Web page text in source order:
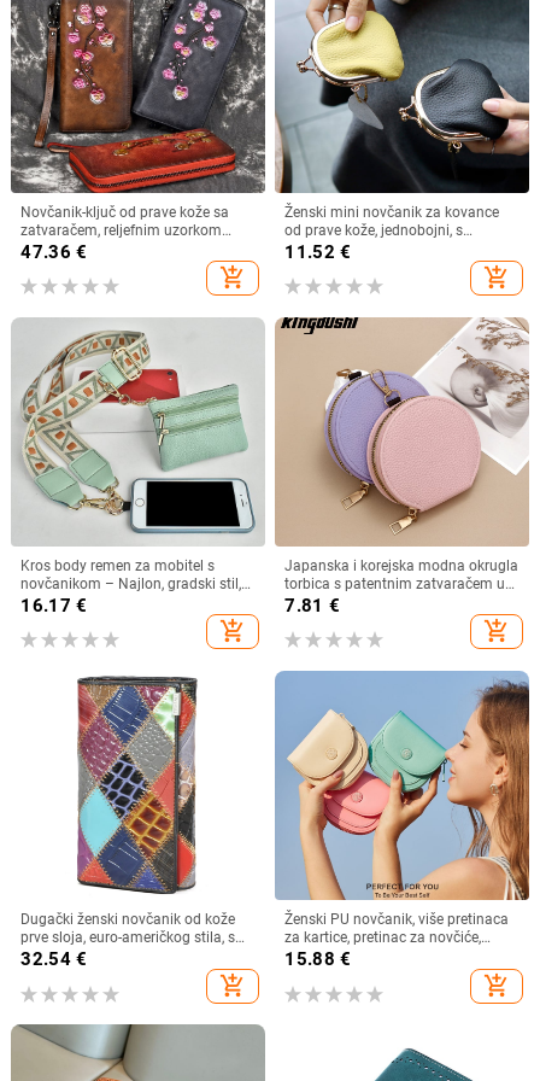
Novčanik-ključ od prave kože sa
zatvaračem, reljefnim uzorkom
šljive, gornji sloj kože, kožna
47.36 €
add_shopping_cart
Ženski mini novčanik za kovance
od prave kože, jednobojni, s
metalnim okovom
11.52 €
add_shopping_cart
Kros body remen za mobitel s
novčanikom – Najlon, gradski stil,
unisex, Pick up
16.17 €
add_shopping_cart
Japanska i korejska modna okrugla
torbica s patentnim zatvaračem u
boji slatkiša, višenamjenska torbica
za kovanice, futrola za kartice i
ključeve
7.81 €
add_shopping_cart
Dugački ženski novčanik od kože
prve sloja, euro-američkog stila, s
višestrukim pretincima za kartice,
32.54€
add_shopping_cart
Ženski PU novčanik, više pretinaca
za kartice, pretinac za novčiće,
kompaktni polukružni dizajn,
gradski minimalistički stil, podstava
od poliestera
15.88 €
add_shopping_cart